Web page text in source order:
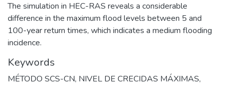
The simulation in HEC-RAS reveals a considerable
difference in the maximum flood levels between 5 and
100-year return times, which indicates a medium flooding
incidence.
Keywords
MÉTODO SCS-CN, NIVEL DE CRECIDAS MÁXIMAS,